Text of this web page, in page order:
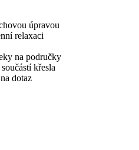
úpravou
relaxaci
na područky
křesla
dotaz